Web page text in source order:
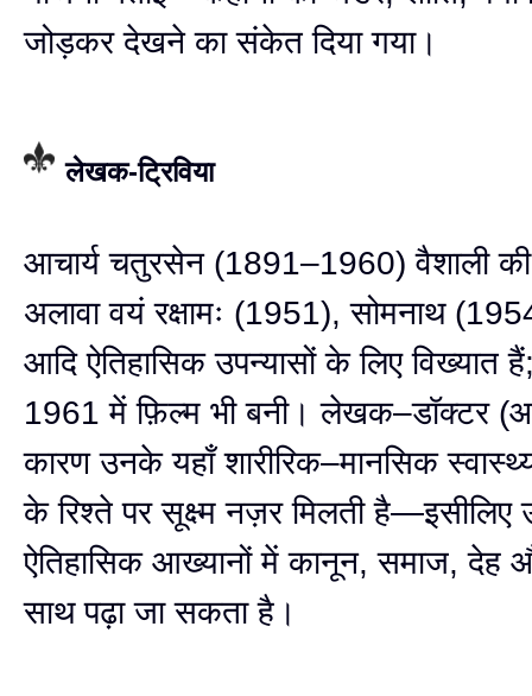
जोड़कर देखने का संकेत दिया गया।
लेखक-ट्रिविया
आचार्य चतुरसेन (1891–1960) वैशाली
अलावा वयं रक्षामः (1951), सोमनाथ
आदि ऐतिहासिक उपन्यासों के लिए विख्यात
1961 में फ़िल्म भी बनी। लेखक–डॉक्टर
कारण उनके यहाँ शारीरिक–मानसिक
के रिश्ते पर सूक्ष्म नज़र मिलती
ऐतिहासिक आख्यानों में कानून, समाज, देह
साथ पढ़ा जा सकता है।